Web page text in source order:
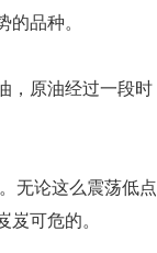
品种。
，原油经过一段时
无论这么震荡低点
岌可危的。